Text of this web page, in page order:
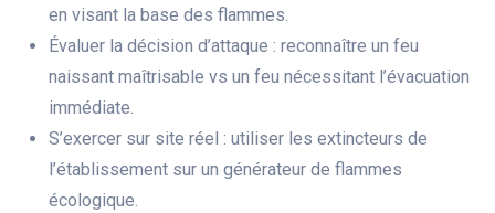
en visant la base des flammes.
Évaluer la décision d’attaque : reconnaître un feu
naissant maîtrisable vs un feu nécessitant l’évacuation
immédiate.
S’exercer sur site réel : utiliser les extincteurs de
l’établissement sur un générateur de flammes
écologique.